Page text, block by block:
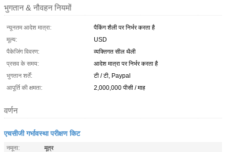
भुगतान & नौवहन नियमों
न्यूनतम आदेश मात्रा:
पैकिंग शैली पर निर्भर करता है
मूल्य:
USD
पैकेजिंग विवरण:
व्यक्तिगत सील थैली
प्रसव के समय:
आदेश मात्रा पर निर्भर करता है
भुगतान शर्तें:
टी / टी, Paypal
आपूर्ति की क्षमता:
2,000,000 पीसी / माह
वर्णन
एचसीजी गर्भावस्था परीक्षण किट
नमूना:
मूत्र